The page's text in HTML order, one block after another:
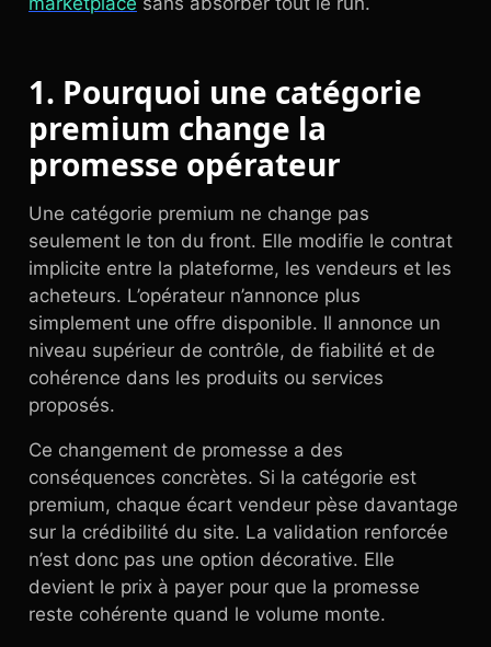
1. Pourquoi une catégorie
premium change la
promesse opérateur
Une catégorie premium ne change pas
seulement le ton du front. Elle modifie le contrat
implicite entre la plateforme, les vendeurs et les
acheteurs. L’opérateur n’annonce plus
simplement une offre disponible. Il annonce un
niveau supérieur de contrôle, de fiabilité et de
cohérence dans les produits ou services
proposés.
Ce changement de promesse a des
conséquences concrètes. Si la catégorie est
premium, chaque écart vendeur pèse davantage
sur la crédibilité du site. La validation renforcée
n’est donc pas une option décorative. Elle
devient le prix à payer pour que la promesse
reste cohérente quand le volume monte.